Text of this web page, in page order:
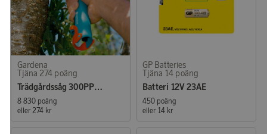
Gardena
Tjäna 274 poäng
Trädgårdssåg 300PP Rak
8 830 poäng
eller 274 kr
GP Batteries
Tjäna 14 poäng
Batteri 12V 23AE
450 poäng
eller 14 kr